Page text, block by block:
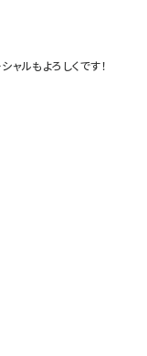
ルもよろしくです！